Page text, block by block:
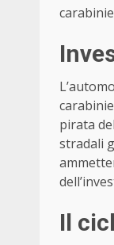
pirata
stradali
Il